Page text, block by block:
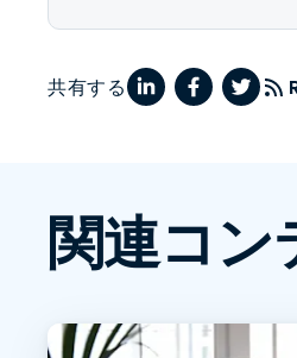
共有する
関連コン